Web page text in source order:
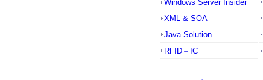
Windows Server Insider
XML & SOA
Java Solution
RFID＋IC